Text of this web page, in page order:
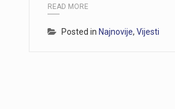
READ MORE
Posted in Najnovije, Vijesti